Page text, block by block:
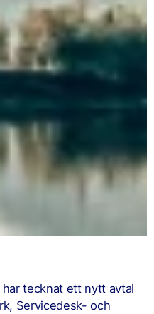
tecknat ett nytt avtal
Servicedesk- och